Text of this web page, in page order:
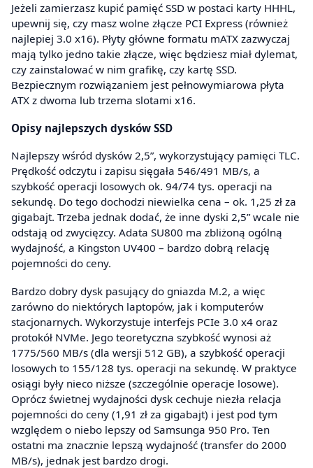
Jeżeli zamierzasz kupić pamięć SSD w postaci karty HHHL,
upewnij się, czy masz wolne złącze PCI Express (również
najlepiej 3.0 x16). Płyty główne formatu mATX zazwyczaj
mają tylko jedno takie złącze, więc będziesz miał dylemat,
czy zainstalować w nim grafikę, czy kartę SSD.
Bezpiecznym rozwiązaniem jest pełnowymiarowa płyta
ATX z dwoma lub trzema slotami x16.
Opisy najlepszych dysków SSD
Najlepszy wśród dysków 2,5”, wykorzystujący pamięci TLC.
Prędkość odczytu i zapisu sięgała 546/491 MB/s, a
szybkość operacji losowych ok. 94/74 tys. operacji na
sekundę. Do tego dochodzi niewielka cena – ok. 1,25 zł za
gigabajt. Trzeba jednak dodać, że inne dyski 2,5” wcale nie
odstają od zwycięzcy. Adata SU800 ma zbliżoną ogólną
wydajność, a Kingston UV400 – bardzo dobrą relację
pojemności do ceny.
Bardzo dobry dysk pasujący do gniazda M.2, a więc
zarówno do niektórych laptopów, jak i komputerów
stacjonarnych. Wykorzystuje interfejs PCIe 3.0 x4 oraz
protokół NVMe. Jego teoretyczna szybkość wynosi aż
1775/560 MB/s (dla wersji 512 GB), a szybkość operacji
losowych to 155/128 tys. operacji na sekundę. W praktyce
osiągi były nieco niższe (szczególnie operacje losowe).
Oprócz świetnej wydajności dysk cechuje niezła relacja
pojemności do ceny (1,91 zł za gigabajt) i jest pod tym
względem o niebo lepszy od Samsunga 950 Pro. Ten
ostatni ma znacznie lepszą wydajność (transfer do 2000
MB/s), jednak jest bardzo drogi.